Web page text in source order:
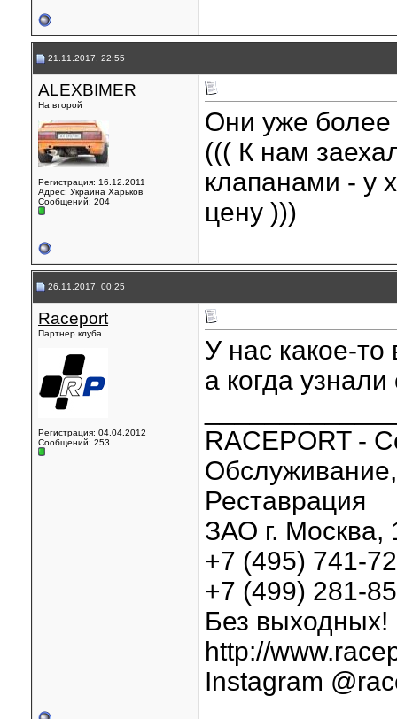
21.11.2017, 22:55
ALEXBIMER
На второй
Регистрация: 16.12.2011
Адрес: Украина Харьков
Сообщений: 204
Они уже более
((( К нам
клапанами - у
цену )))
26.11.2017, 00:25
Raceport
Партнер клуба
Регистрация: 04.04.2012
Сообщений: 253
У нас какое-
а когда
RACEPORT -
Реставрация
ЗАО г. Москва,
+7 (495) 741-
+7 (499) 281-
Без выходных!
http://
Instagram